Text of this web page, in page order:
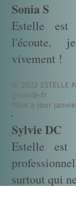
Sonia S
Estelle
l'écoute,
vivement !
© 2022
gironde.fr
Mise a jour
Sylvie DC
Estelle est
surtout qui